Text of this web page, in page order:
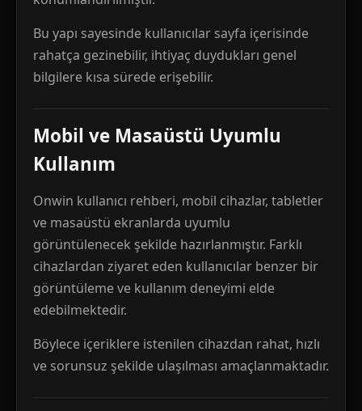
Bu yapı sayesinde kullanıcılar sayfa içerisinde
rahatça gezinebilir, ihtiyaç duydukları genel
bilgilere kısa sürede erişebilir.
Mobil ve Masaüstü Uyumlu
Kullanım
Onwin kullanıcı rehberi, mobil cihazlar, tabletler
ve masaüstü ekranlarda uyumlu
görüntülenecek şekilde hazırlanmıştır. Farklı
cihazlardan ziyaret eden kullanıcılar benzer bir
görüntüleme ve kullanım deneyimi elde
edebilmektedir.
Böylece içeriklere istenilen cihazdan rahat, hızlı
ve sorunsuz şekilde ulaşılması amaçlanmaktadır.